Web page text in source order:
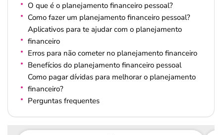
O que é o planejamento financeiro pessoal?
Como fazer um planejamento financeiro pessoal?
Aplicativos para te ajudar com o planejamento
financeiro
Erros para não cometer no planejamento financeiro
Benefícios do planejamento financeiro pessoal
Como pagar dívidas para melhorar o planejamento
financeiro?
Perguntas frequentes